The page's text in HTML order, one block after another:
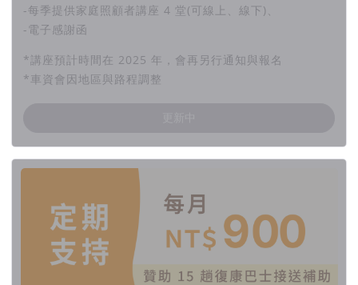
-每季提供家庭照顧者講座 4 堂(可線上、線下)、
-電子感謝函
*講座預計時間在 2025 年，會再另行通知與報名
*車資會因地區與路程調整